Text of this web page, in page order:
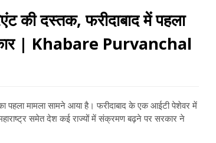
की दस्तक, फरीदाबाद में पहला
| Khabare Purvanchal
मामला सामने आया है। फरीदाबाद के एक आईटी पेशेवर में
समेत देश कई राज्यों में संक्रमण बढ़ने पर सरकार ने